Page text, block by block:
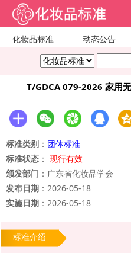
化妆品标准 动态公告
T/GDCA 079-2026 家用
标准类别 ： 团体标准
标准状态 ： 现行有效
颁发部门 ：广东省化妆品学会
发布日期 ：2026-05-18
实施日期 ：2026-05-18
标准介绍